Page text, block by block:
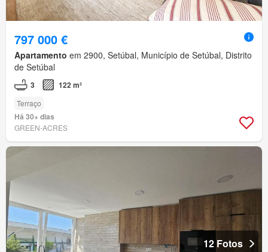
797 000 €
Apartamento em 2900, Setúbal, Município de Setúbal, Distrito
de Setúbal
3 122 m²
Terraço
Há 30+ dias
GREEN-ACRES
12 Fotos